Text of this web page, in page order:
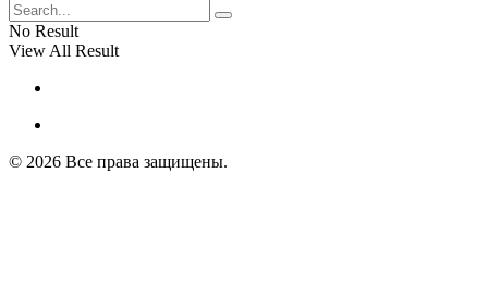
No Result
View All Result
© 2026 Все права защищены.